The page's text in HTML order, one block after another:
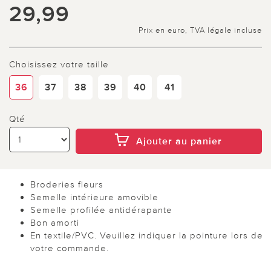
29,99
Prix en euro, TVA légale incluse
Choisissez votre taille
36 37 38 39 40 41
Qté
Ajouter au panier
Broderies fleurs
Semelle intérieure amovible
Semelle profilée antidérapante
Bon amorti
En textile/PVC. Veuillez indiquer la pointure lors de
votre commande.